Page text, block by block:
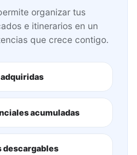
organizar tus
e itinerarios en un
que crece contigo.
acumuladas
descargables